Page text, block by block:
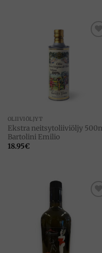
OLIIVIÖLJYT
Ekstra neitsytoliiviöljy
Bartolini Emilio
18.95€